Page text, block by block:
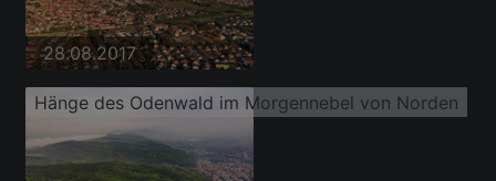
28.08.2017
Hänge des Odenwald im Morgennebel von Norden